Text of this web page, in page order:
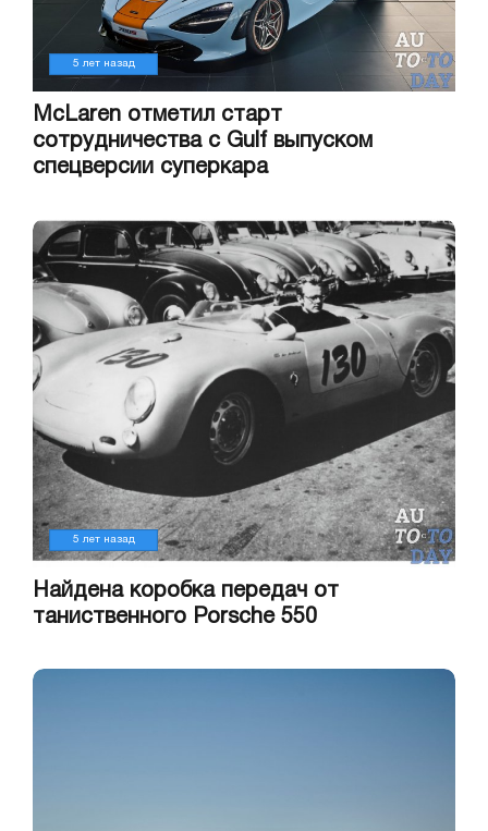
5 лет назад
McLaren отметил старт
сотрудничества с Gulf выпуском
спецверсии суперкара
5 лет назад
Найдена коробка передач от
таниственного Porsche 550